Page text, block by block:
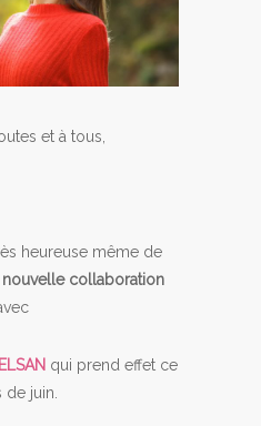
et à tous,
heureuse même de
nouvelle collaboration
qui prend effet ce
de juin.